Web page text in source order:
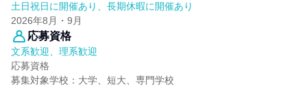
土日祝日に開催あり、長期休暇に開催あり
2026年8月・9月
応募資格
文系歓迎、理系歓迎
応募資格
募集対象学校：大学、短大、専門学校